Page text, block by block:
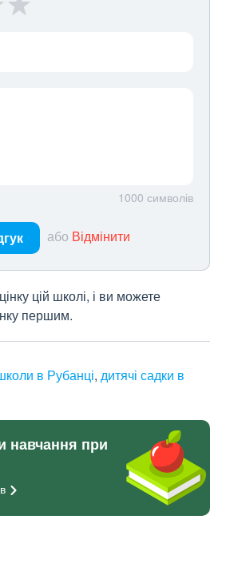
1000 символів
або Відмінити
цій школі, і ви можете
першим.
в Рубанці, дитячі садки в
навчання при